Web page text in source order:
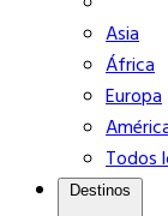
Asia
África
Europa
Todos
Destinos